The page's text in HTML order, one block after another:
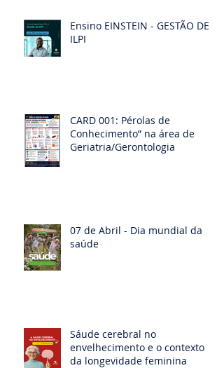
Ensino EINSTEIN - GESTÃO DE
ILPI
CARD 001: Pérolas de
Conhecimento” na área de
Geriatria/Gerontologia
07 de Abril - Dia mundial da
saúde
Sáude cerebral no
envelhecimento e o contexto
da longevidade feminina